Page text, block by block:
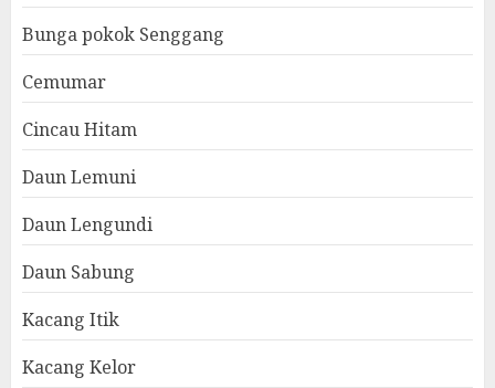
Bunga pokok Senggang
Cemumar
Cincau Hitam
Daun Lemuni
Daun Lengundi
Daun Sabung
Kacang Itik
Kacang Kelor